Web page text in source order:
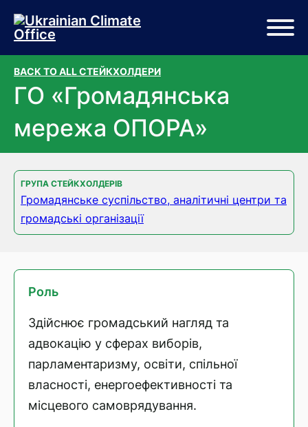
Перейти до основного вмісту
Перейти до нижньої частини сторінки
BACK TO ALL СТЕЙКХОЛДЕРИ
ГО «Громадянська
мережа ОПОРА»
ГРУПА СТЕЙКХОЛДЕРІВ
Громадянське суспільство, аналітичні центри та
громадські організації
Роль
Здійснює громадський нагляд та
адвокацію у сферах виборів,
парламентаризму, освіти, спільної
власності, енергоефективності та
місцевого самоврядування.